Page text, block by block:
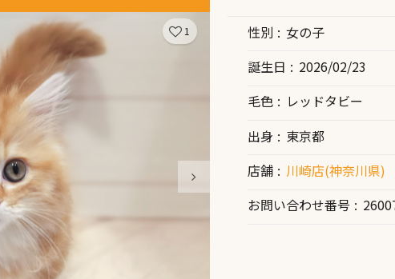
1 性別
女の子
誕生日
2026/02/23
毛色
レッドタビー
出身
東京都
店舗
川崎店(神奈川県)
お問い合わせ番号